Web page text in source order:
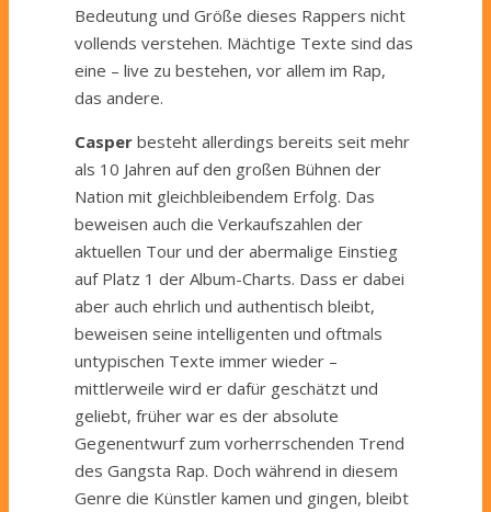
Bedeutung und Größe dieses Rappers nicht
vollends verstehen. Mächtige Texte sind das
eine – live zu bestehen, vor allem im Rap,
das andere.
Casper besteht allerdings bereits seit mehr
als 10 Jahren auf den großen Bühnen der
Nation mit gleichbleibendem Erfolg. Das
beweisen auch die Verkaufszahlen der
aktuellen Tour und der abermalige Einstieg
auf Platz 1 der Album-Charts. Dass er dabei
aber auch ehrlich und authentisch bleibt,
beweisen seine intelligenten und oftmals
untypischen Texte immer wieder –
mittlerweile wird er dafür geschätzt und
geliebt, früher war es der absolute
Gegenentwurf zum vorherrschenden Trend
des Gangsta Rap. Doch während in diesem
Genre die Künstler kamen und gingen, bleibt